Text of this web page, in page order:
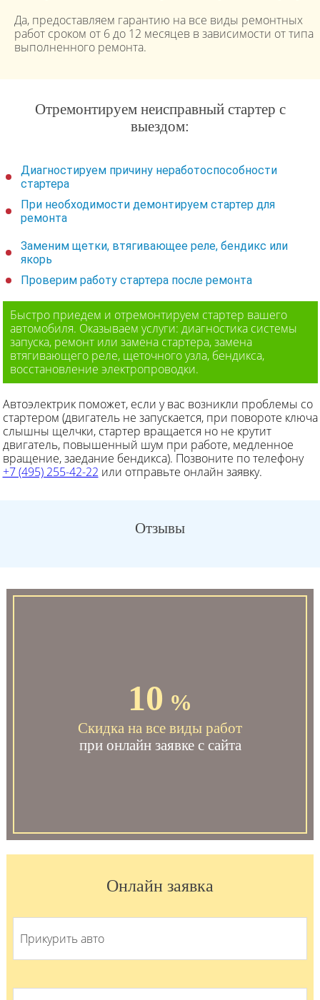
Да, предоставляем гарантию на все виды ремонтных
работ сроком от 6 до 12 месяцев в зависимости от типа
выполненного ремонта.
Отремонтируем неисправный стартер с
выездом:
Диагностируем причину неработоспособности
стартера
При необходимости демонтируем стартер для
ремонта
Заменим щетки, втягивающее реле, бендикс или
якорь
Проверим работу стартера после ремонта
Быстро приедем и отремонтируем стартер вашего
автомобиля. Оказываем услуги: диагностика системы
запуска, ремонт или замена стартера, замена
втягивающего реле, щеточного узла, бендикса,
восстановление электропроводки.
Автоэлектрик поможет, если у вас возникли проблемы со
стартером (двигатель не запускается, при повороте ключа
слышны щелчки, стартер вращается но не крутит
двигатель, повышенный шум при работе, медленное
вращение, заедание бендикса). Позвоните по телефону
+7 (495) 255-42-22 или отправьте онлайн заявку.
Отзывы
10 %
Скидка на все виды работ
при онлайн заявке с сайта
Онлайн заявка